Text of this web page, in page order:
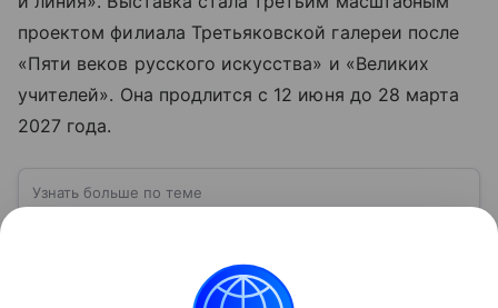
проектом филиала Третьяковской галереи после
«Пяти веков русского искусства» и «Великих
учителей». Она продлится с 12 июня до 28 марта
2027 года.
Узнать больше по теме
Калининград — уникальный российский город,
который имеет особое значение в политическом,